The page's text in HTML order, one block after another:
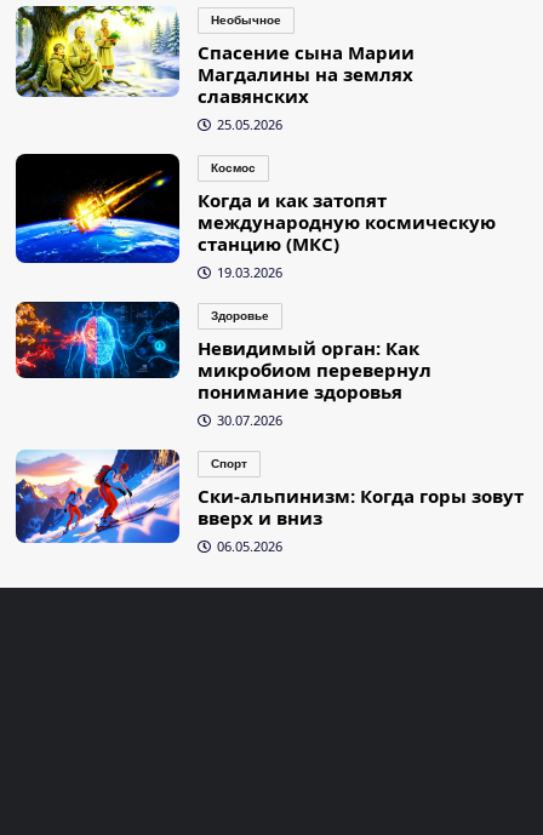
Необычное
Спасение сына Марии
Магдалины на землях
славянских
25.05.2026
Космос
Когда и как затопят
международную космическую
станцию (МКС)
19.03.2026
Здоровье
Невидимый орган: Как
микробиом перевернул
понимание здоровья
30.07.2026
Спорт
Ски-альпинизм: Когда горы зовут
вверх и вниз
06.05.2026